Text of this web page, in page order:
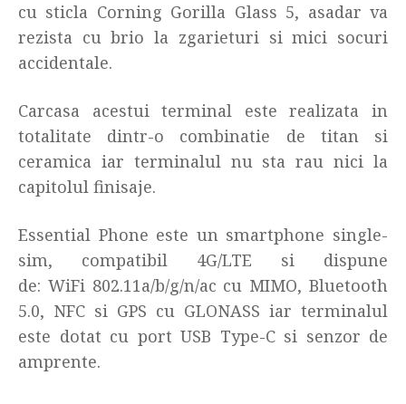
cu sticla Corning Gorilla Glass 5, asadar va
rezista cu brio la zgarieturi si mici socuri
accidentale.
Carcasa acestui terminal este realizata in
totalitate dintr-o combinatie de titan si
ceramica iar terminalul nu sta rau nici la
capitolul finisaje.
Essential Phone este un smartphone single-
sim, compatibil 4G/LTE si dispune
de: WiFi 802.11a/b/g/n/ac cu MIMO, Bluetooth
5.0, NFC si GPS cu GLONASS iar terminalul
este dotat cu port USB Type-C si senzor de
amprente.